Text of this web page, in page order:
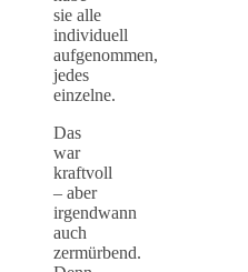
sie alle
individuell
aufgenommen,
jedes
einzelne.
Das
war
kraftvoll
– aber
irgendwann
auch
zermürbend.